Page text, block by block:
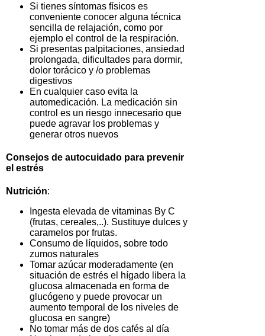
Si tienes síntomas físicos es
conveniente conocer alguna técnica
sencilla de relajación, como por
ejemplo el control de la respiración.
Si presentas palpitaciones, ansiedad
prolongada, dificultades para dormir,
dolor torácico y /o problemas
digestivos
En cualquier caso evita la
automedicación. La medicación sin
control es un riesgo innecesario que
puede agravar los problemas y
generar otros nuevos
Consejos de autocuidado para prevenir
el estrés
Nutrición:
Ingesta elevada de vitaminas By C
(frutas, cereales,..). Sustituye dulces y
caramelos por frutas.
Consumo de líquidos, sobre todo
zumos naturales
Tomar azúcar moderadamente (en
situación de estrés el hígado libera la
glucosa almacenada en forma de
glucógeno y puede provocar un
aumento temporal de los niveles de
glucosa en sangre)
No tomar más de dos cafés al día